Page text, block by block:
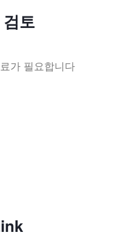
토
가 필요합니다